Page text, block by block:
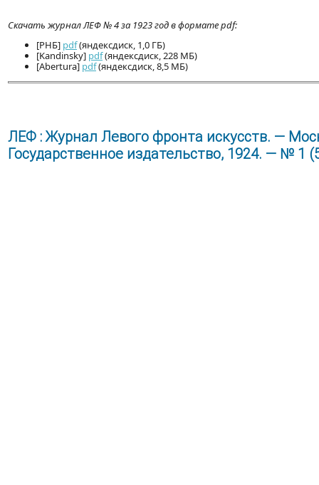
Скачать журнал ЛЕФ № 4 за 1923 год в формате pdf:
[РНБ] pdf(яндексдиск, 1,0 ГБ)
[Kandinsky] pdf(яндексдиск, 228 МБ)
[Abertura] pdf(яндексдиск, 8,5 МБ)
ЛЕФ : Журнал Левого фронта искусств. —
Государственное издательство, 1924. — № 1